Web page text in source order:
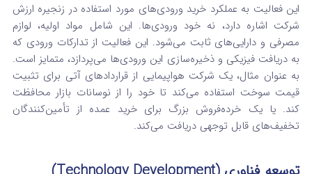
این فعالیت به عملکرد خرید ورودی‌های مورد استفاده در زنجیره ارزش
شرکت اشاره دارد، نه خود ورودی‌ها. این شامل مواد اولیه، لوازم
مصرفی و دارایی‌های ثابت می‌شود. این فعالیت از تدارکات ورودی که
به دریافت فیزیکی و ذخیره‌سازی این ورودی‌ها می‌پردازد، متمایز است.
به عنوان مثال، یک شرکت هواپیمایی از قراردادهای آتی برای تثبیت
قیمت سوخت استفاده می‌کند تا خود را از نوسانات بازار محافظت
کند.یا یک خرده‌فروش بزرگ برای خرید عمده از تأمین‌کنندگان
تخفیف‌های قابل توجهی دریافت می‌کند.